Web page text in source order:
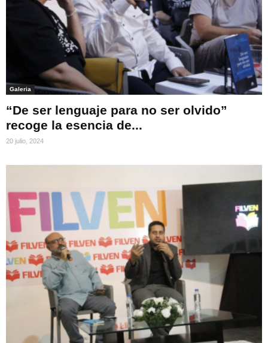
Galeria
“De ser lenguaje para no ser olvido”
recoge la esencia de...
20 julio, 2024